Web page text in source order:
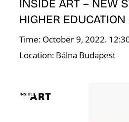
INSIDE ART – NEW
HIGHER EDUCATION
Time: October 9, 2022.
Location: Bálna Budapest